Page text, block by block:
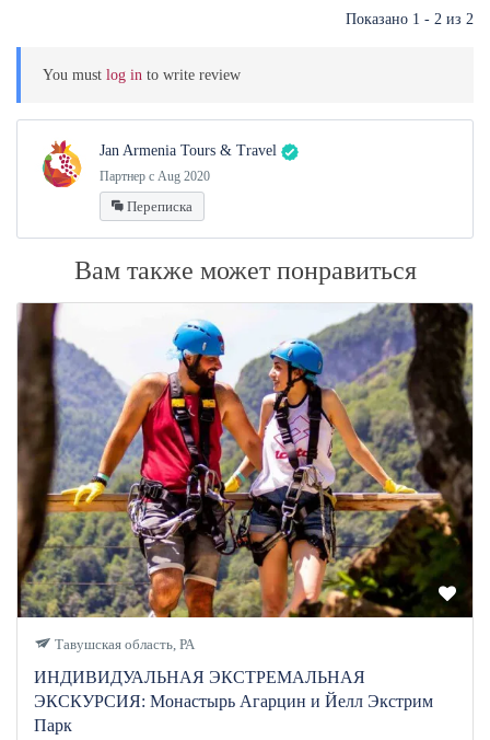
Показано 1 - 2 из 2
You must log in to write review
Jan Armenia Tours & Travel
Партнер с Aug 2020
Переписка
Вам также может понравиться
Тавушская область, РА
ИНДИВИДУАЛЬНАЯ ЭКСТРЕМАЛЬНАЯ
ЭКСКУРСИЯ: Монастырь Агарцин и Йелл Экстрим
Парк